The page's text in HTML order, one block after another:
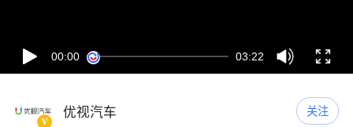
00:00 03:22
优视汽车 关注